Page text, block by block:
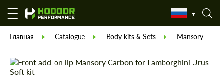
Главная Catalogue Body kits & Sets Mansory